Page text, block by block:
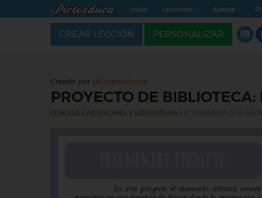
Inicio Lecciones Adapta
CREAR LECCIÓN PERSONALIZAR
Creado por @GrupoAdapta
PROYECTO DE
LENGUA CASTELLANA Y LITERATURA 2º PRIMARIA (7-8